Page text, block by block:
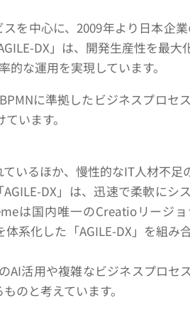
を中心に、2009年より日本企
DX」は、開発生産性を最大
な運用を実現しています。
に準拠したビジネスプロセ
います。
いるほか、慢性的なIT人材不足
DX」は、迅速で柔軟にシ
は国内唯一のCreatioリージョ
系化した「AGILE-DX」を組み
AI活用や複雑なビジネスプロセ
のと考えています。